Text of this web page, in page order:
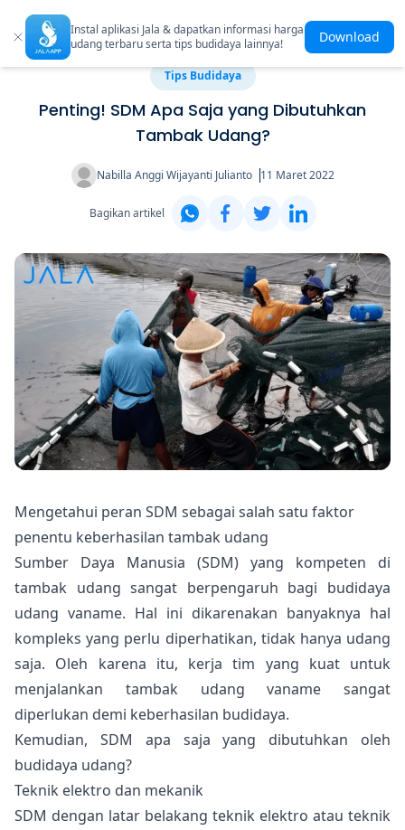
Instal aplikasi Jala & dapatkan informasi harga
udang terbaru serta tips budidaya lainnya!
Download
Tips Budidaya
Penting! SDM Apa Saja yang Dibutuhkan
Tambak Udang?
Nabilla Anggi Wijayanti Julianto 11 Maret 2022
Bagikan artikel
Mengetahui peran SDM sebagai salah satu faktor
penentu keberhasilan tambak udang
Sumber Daya Manusia (SDM) yang kompeten di
tambak udang sangat berpengaruh bagi budidaya
udang vaname. Hal ini dikarenakan banyaknya hal
kompleks yang perlu diperhatikan, tidak hanya udang
saja. Oleh karena itu, kerja tim yang kuat untuk
menjalankan tambak udang vaname sangat
diperlukan demi keberhasilan budidaya.
Kemudian, SDM apa saja yang dibutuhkan oleh
budidaya udang?
Teknik elektro dan mekanik
SDM dengan latar belakang teknik elektro atau teknik